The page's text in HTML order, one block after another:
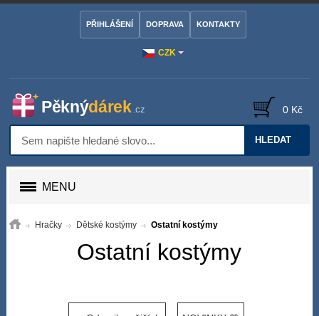
CZK
PŘIHLÁŠENÍ DOPRAVA KONTAKTY
HLEDAT
0 Kč
MENU
Hračky Dětské kostýmy Ostatní kostýmy
Ostatní kostýmy